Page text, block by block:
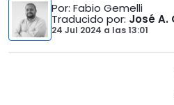
Por: Fabio Gemelli
Traducido por: José A.
24 Jul 2024 a las13:01